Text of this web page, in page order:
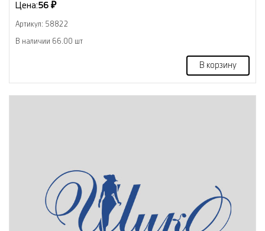
Цена:56 ₽
Артикул: 58822
В наличии 66.00 шт
В корзину